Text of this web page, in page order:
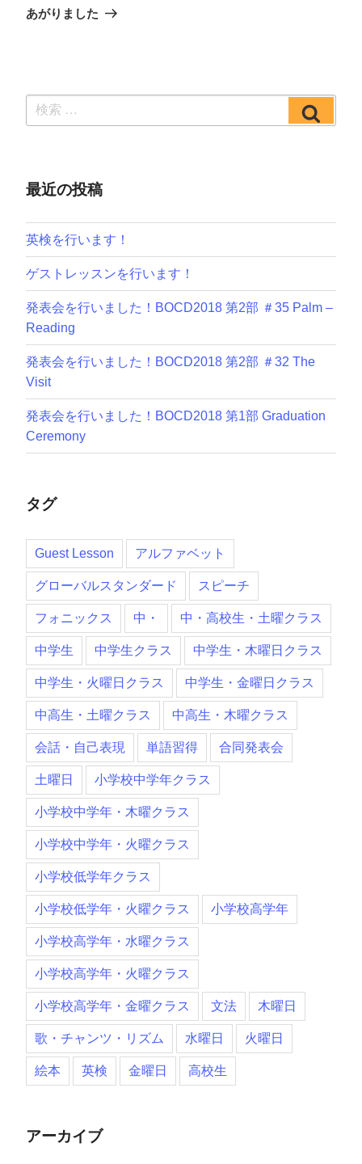
シ
投
あがりました
検
索:
最近の投稿
英検を行います！
ゲストレッスンを行います！
発表会を行いました！BOCD2018 第2部 ＃35 Palm –
Reading
発表会を行いました！BOCD2018 第2部 ＃32 The
Visit
発表会を行いました！BOCD2018 第1部 Graduation
Ceremony
タグ
Guest Lesson アルファベット
グローバルスタンダード スピーチ
フォニックス 中・ 中・高校生・土曜クラス
中学生 中学生クラス 中学生・木曜日クラス
中学生・火曜日クラス 中学生・金曜日クラス
中高生・土曜クラス 中高生・木曜クラス
会話・自己表現 単語習得 合同発表会
土曜日 小学校中学年クラス
小学校中学年・木曜クラス
小学校中学年・火曜クラス
小学校低学年クラス
小学校低学年・火曜クラス 小学校高学年
小学校高学年・水曜クラス
小学校高学年・火曜クラス
小学校高学年・金曜クラス 文法 木曜日
歌・チャンツ・リズム 水曜日 火曜日
絵本 英検 金曜日 高校生
アーカイブ